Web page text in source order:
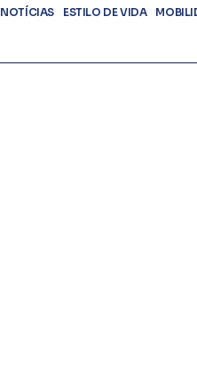
NOTÍCIAS ESTILO DE VIDA